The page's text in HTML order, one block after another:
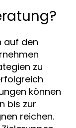
auf den
zu
können
bis zur
reichen.